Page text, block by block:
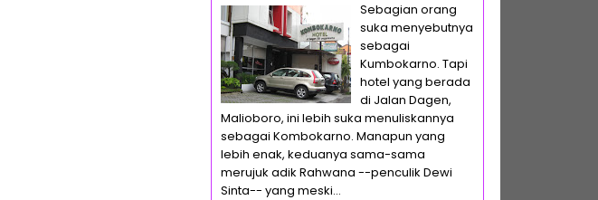
Sebagian orang
suka menyebutnya
sebagai
Kumbokarno. Tapi
hotel yang berada
di Jalan Dagen,
Malioboro, ini lebih suka menuliskannya
sebagai Kombokarno. Manapun yang
lebih enak, keduanya sama-sama
merujuk adik Rahwana --penculik Dewi
Sinta-- yang meski...